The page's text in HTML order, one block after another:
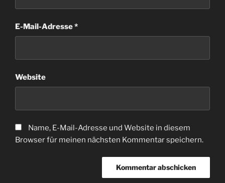
E-Mail-Adresse*
Website
Name, E-Mail-Adresse und Website in diesem
Browser für meinen nächsten Kommentar speichern.